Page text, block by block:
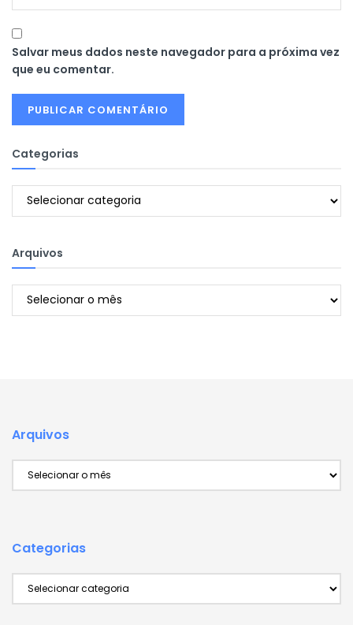
Salvar meus dados neste navegador para a próxima vez
que eu comentar.
Categorias
Categorias
Arquivos
Arquivos
Arquivos
Categorias